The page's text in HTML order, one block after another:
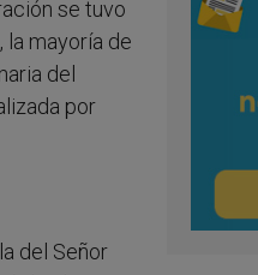
se tuvo
la mayoría de
del
por
del Señor